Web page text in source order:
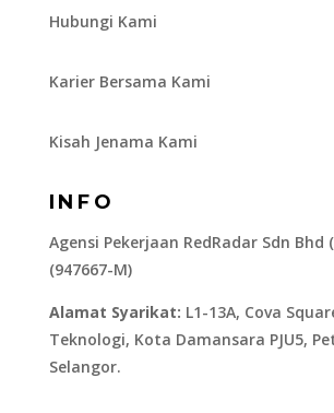
Hubungi Kami
Karier Bersama Kami
Kisah Jenama Kami
INFO
Agensi Pekerjaan RedRadar Sdn Bhd
(947667-M)
Alamat Syarikat: L1-13A, Cova
Teknologi, Kota Damansara PJU5,
Selangor.